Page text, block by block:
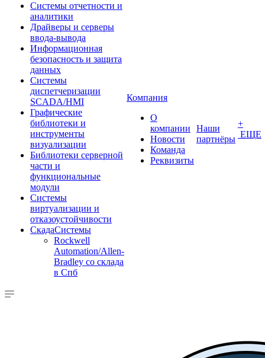
Системы отчетности и
аналитики
Драйверы и серверы
ввода-вывода
Информационная
безопасность и защита
данных
Системы
диспетчеризации
SCADA/HMI
Графические
библиотеки и
инструменты
визуализации
Библиотеки серверной
части и
функциональные
модули
Системы
виртуализации и
отказоустойчивости
СкадаСистемы
Rockwell
Automation/Allen-
Bradley со склада
в Спб
Компания
О
компании
Новости
Команда
Реквизиты
Наши
партнёры
+
ЕЩЕ